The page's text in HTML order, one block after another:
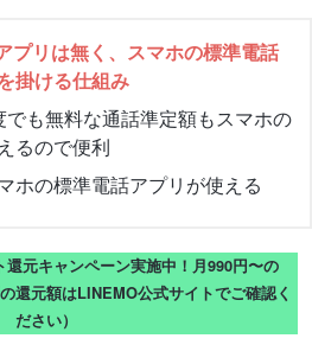
プリは無く、スマホの標準電話
掛ける仕組み
も無料な通話準定額もスマホの
るので便利
ホの標準電話アプリが使える
元キャンペーン実施中！月990円〜の
還元額はLINEMO公式サイトでご確認く
ださい）